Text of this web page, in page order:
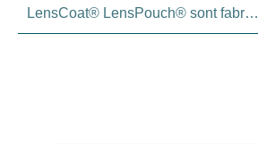
LensCoat® LensPouch® sont fabr…